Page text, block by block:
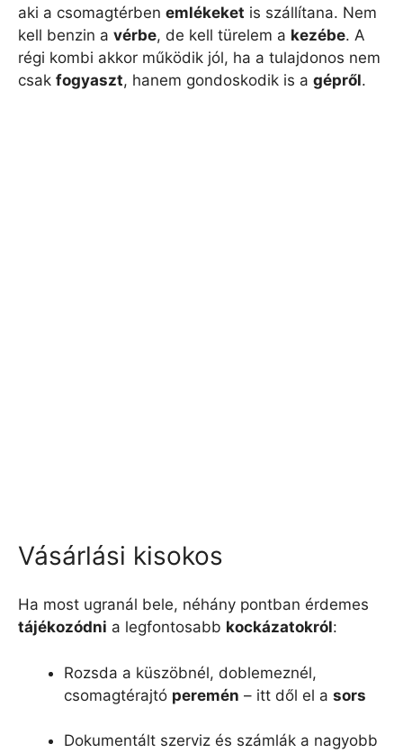
aki a csomagtérben emlékeket is szállítana. Nem
kell benzin a vérbe, de kell türelem a kezébe. A
régi kombi akkor működik jól, ha a tulajdonos nem
csak fogyaszt, hanem gondoskodik is a gépről.
Vásárlási kisokos
Ha most ugranál bele, néhány pontban érdemes
tájékozódni a legfontosabb kockázatokról:
Rozsda a küszöbnél, doblemeznél,
csomagtérajtó peremén – itt dől el a sors
Dokumentált szerviz és számlák a nagyobb